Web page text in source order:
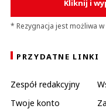
Kliknij i
* Rezygnacja jest możliwa w
PRZYDATNE LINKI
Zespół redakcyjny
Twoje konto